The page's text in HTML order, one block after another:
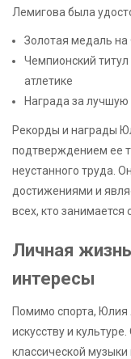
Лемигова была
Золотая медаль на
Чемпионский
атлетике
Награда за лучшую
Рекорды и награды
подтверждением ее
неустанного труда.
достижениями и
всех, кто занимается
Личная
интересы
Помимо спорта, Юлия
искусству и
классической